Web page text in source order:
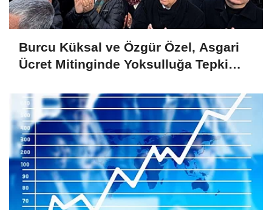
Burcu Küksal ve Özgür Özel, Asgari
Ücret Mitinginde Yoksulluğa Tepki